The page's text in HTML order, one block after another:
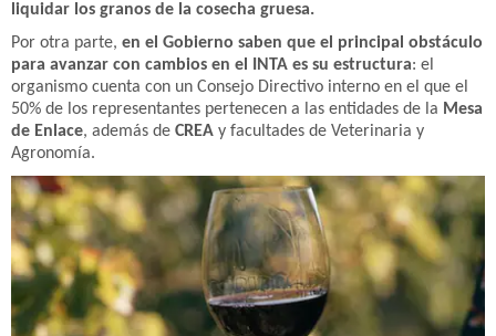
liquidar los granos de la cosecha gruesa.
Por otra parte, en el Gobierno saben que el principal obstáculo
para avanzar con cambios en el INTA es su estructura: el
organismo cuenta con un Consejo Directivo interno en el que el
50% de los representantes pertenecen a las entidades de la Mesa
de Enlace, además de CREA y facultades de Veterinaria y
Agronomía.